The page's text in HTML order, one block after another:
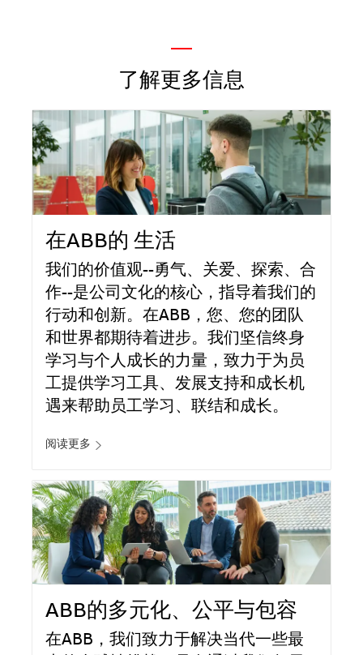
—
了解更多信息
在ABB的 生活
我们的价值观--勇气、关爱、探索、合
作--是公司文化的核心，指导着我们的
行动和创新。在ABB，您、您的团队
和世界都期待着进步。我们坚信终身
学习与个人成长的力量，致力于为员
工提供学习工具、发展支持和成长机
遇来帮助员工学习、联结和成长。
阅读更多
ABB的多元化、公平与包容
在ABB，我们致力于解决当代一些最